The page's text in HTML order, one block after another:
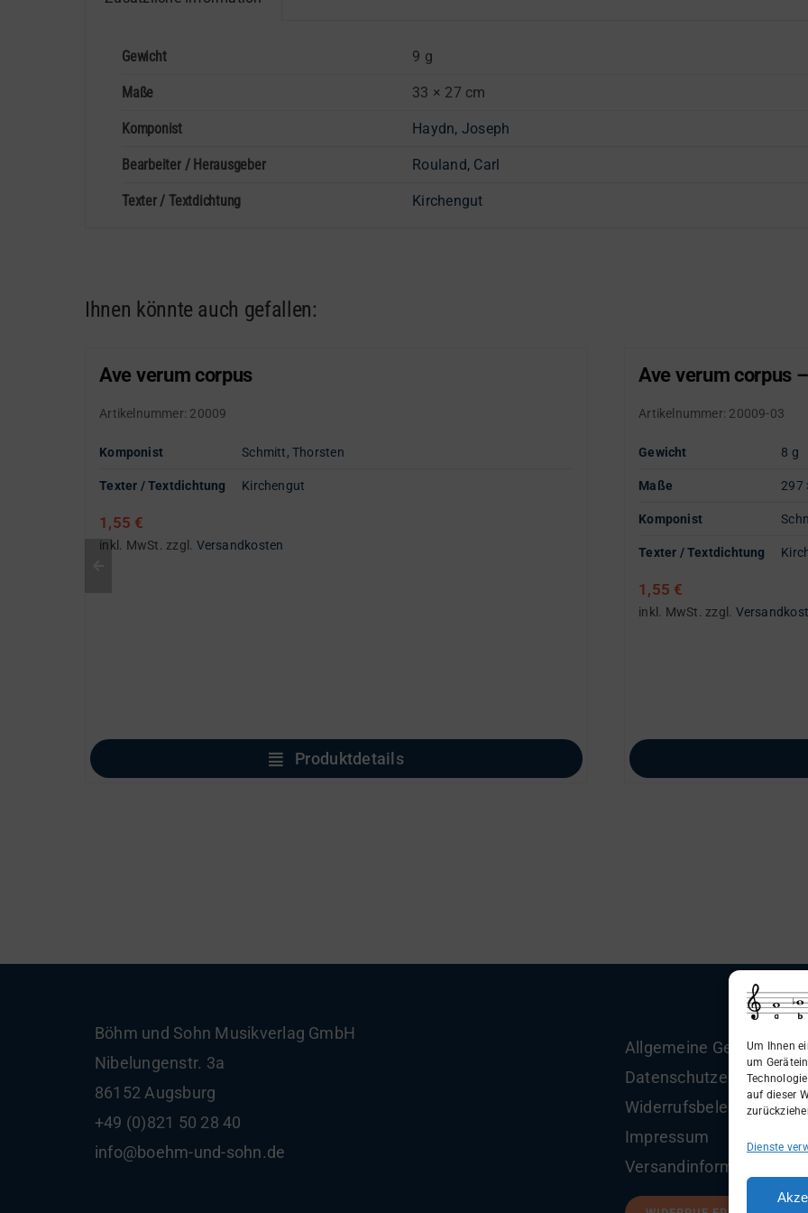
Um Ihnen
um
auf dieser
Dienste
Gewicht 9 g
Maße 33 × 27 cm
Komponist Haydn, Joseph
Bearbeiter / Herausgeber Rouland, Carl
Texter / Textdichtung Kirchengut
Ihnen könnte auch gefallen:
Ave verum corpus
Artikelnummer: 20009
Komponist Schmitt, Thorsten
Texter / Textdichtung Kirchengut
1,55 €
inkl. MwSt. zzgl. Versandkosten
Produktdetails
Ave verum corpus
Artikelnummer: 20009-03
Gewicht 8 g
Maße 297
Komponist
Texter / Textdichtung
1,55 €
inkl. MwSt. zzgl.
Böhm und Sohn Musikverlag GmbH
Nibelungenstr. 3a
86152 Augsburg
+49 (0)821 50 28 40
info@boehm-und-sohn.de
Allgemeine
Datenschutzerklärung
Widerrufsbelehrung
Impressum
Versandinformationen